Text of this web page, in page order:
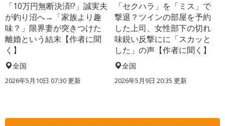
「10万円無断決済!?」誠実夫
が釣り沼へ→「家族より趣
味？」限界妻が突きつけた
離婚という結末【作者に聞
く】
全国
2026年5月10日 07:30 更新
「セクハラ」を「ミス」で
撃退？ツインの部屋を予約
した上司、女性部下の切れ
味鋭い反撃にに「スカッと
した」の声【作者に聞く】
全国
2026年5月9日 20:35 更新